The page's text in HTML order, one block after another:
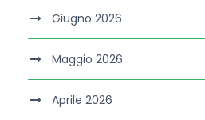
Giugno 2026
Maggio 2026
Aprile 2026